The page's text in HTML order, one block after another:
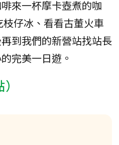
來一杯摩卡壺煮的咖
枝仔冰、看看古董火車
到我們的新營站找站長
完美一日遊。